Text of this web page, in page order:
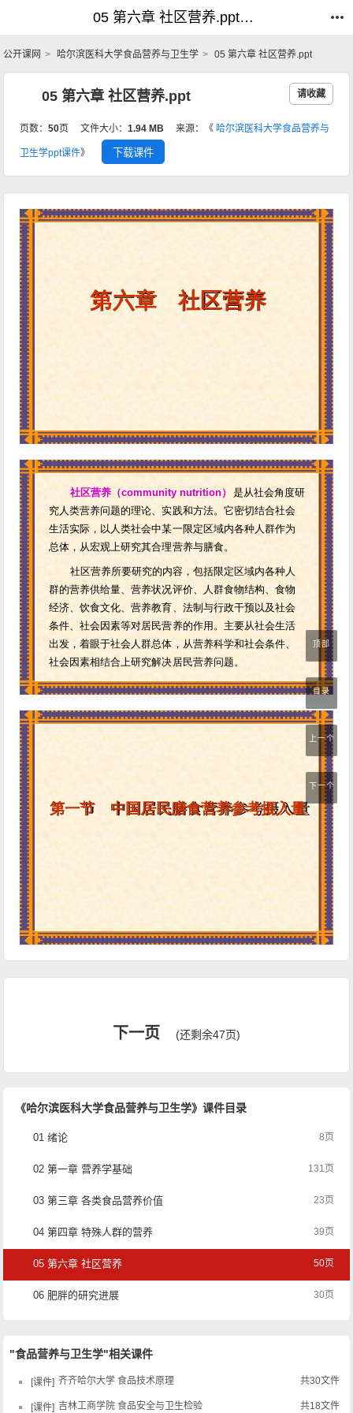
05 第六章 社区营养.ppt_食品营养与卫生学_公开课网
05 第六章 社区营养.ppt_食品营养与卫生学_公开课网
公开课网 哈尔滨医科大学食品营养与卫生学 05 第六章 社区营养.ppt
05 第六章 社区营养.ppt 请收藏
页数：50页 文件大小：1.94 MB 来源：《哈尔滨医科大学食品营养与
卫生学ppt课件》 下载课件
下一页 (还剩余47页)
《哈尔滨医科大学食品营养与卫生学》课件目录
01 绪论 8页
02 第一章 营养学基础 131页
03 第三章 各类食品营养价值 23页
04 第四章 特殊人群的营养 39页
05 第六章 社区营养 50页
06 肥胖的研究进展 30页
"食品营养与卫生学"相关课件
课件 齐齐哈尔大学 食品技术原理 共30文件
课件 吉林工商学院 食品安全与卫生检验 共18文件
顶部
目录
上一个
下一个